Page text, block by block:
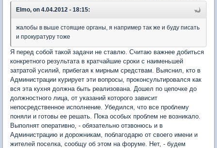
Elmo, on 4.04.2012 - 18:15:
жалобы в выше стоящие органы, я например так же и буду писать
и прокуратуру тоже
Я перед собой такой задачи не ставлю. Считаю важнее добиться
конкретного результата в кратчайшие сроки с наименьшей
затратой усилий, прибегая к мирным средствам. Выяснил, кто в
Администрации курирует эти вопросы, проконсультировался как
вся эта кухня должна быть реализована. Дошел по цепочке до
должностного лица, от указаний которого зависит
непосредственное исполнение. Убедился, что все проблему
поняли и готовы ее решать. Пока особых проблем не возникало.
Выполнят оперативно, - обязательно отзвонюсь и в
Администрацию и дорожникам, поблагодарю от своего имени и
жителей поселка, сообщу об этом на форуме. Нет, - будем